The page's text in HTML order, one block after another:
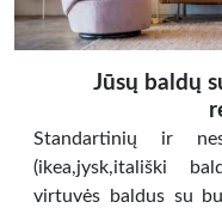
Jūsų baldų
Standartinių ir
(ikea,jysk,itališki
virtuvės baldus su